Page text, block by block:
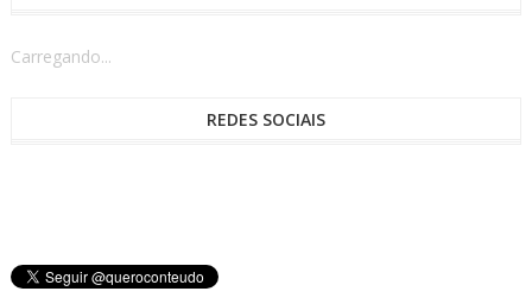
Carregando...
REDES SOCIAIS